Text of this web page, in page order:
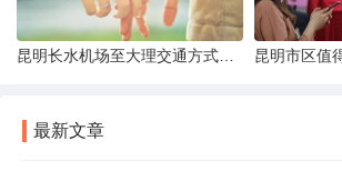
最新文章